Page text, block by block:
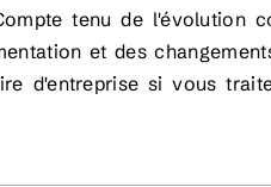
tenu de l'évolution
et des
d'entreprise si vous